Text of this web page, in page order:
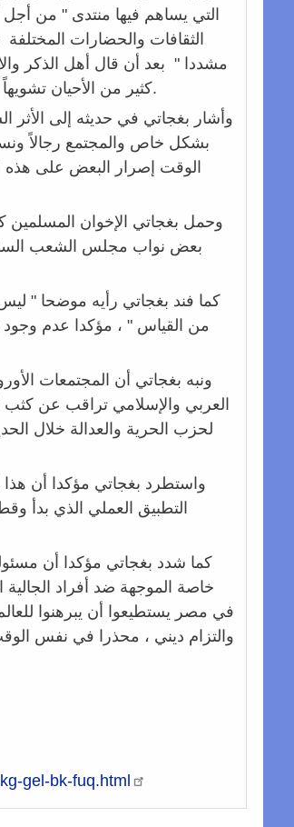
التي يساهم فيها منتدى " من أجل
الثقافات والحضارات
مشددا " بعد أن قال أهل الذكر
كثير من الأحيان تشويهاً " يجب أن يأتي دور السياسيين الجدد المنتخبين من قبل الشعب , مشيرا إلى حزب الحرية والعدالة.
وأشار بغجاتي في حديثه إلى الأثر
بشكل خاص والمجتمع رجالاً
الوقت إصرار البعض على هذه
وحمل بغجاتي الإخوان المسلمين
بعض نواب مجلس الشعب السابق
كما فند بغجاتي رأيه موضحا " ليس
من القياس " ، مؤكدا عدم وجود
ونبه بغجاتي أن المجتمعات
العربي والإسلامي تراقب عن كثب
لحزب الحرية والعدالة خلال
واستطرد بغجاتي مؤكدا أن هذا
التطبيق العملي الذي بدأ
كما شدد بغجاتي مؤكدا أن
خاصة الموجهة ضد أفراد الجالية
في مصر يستطيعوا أن يبرهنوا
والتزام ديني ، محذرا في نفس
gel-bk-fuq.html